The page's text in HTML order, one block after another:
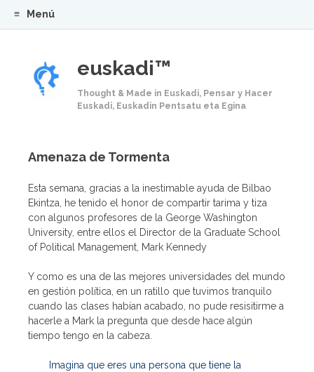
euskadi™
Thought & Made in Euskadi, Pensar y Hacer
Euskadi, Euskadin Pentsatu eta Egina
Menú
Amenaza de Tormenta
Esta semana, gracias a la inestimable ayuda de Bilbao
Ekintza, he tenido el honor de compartir tarima y tiza
con algunos profesores de la George Washington
University, entre ellos el Director de la Graduate School
of Political Management, Mark Kennedy
Y como es una de las mejores universidades del mundo
en gestión política, en un ratillo que tuvimos tranquilo
cuando las clases habían acabado, no pude resisitirme a
hacerle a Mark la pregunta que desde hace algún
tiempo tengo en la cabeza.
Imagina que eres una persona que tiene la